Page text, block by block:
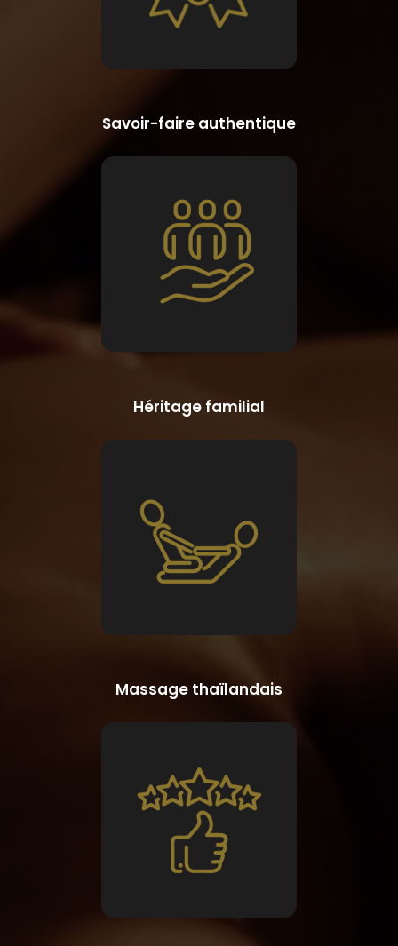
Savoir-faire authentique
Héritage familial
Massage thaïlandais